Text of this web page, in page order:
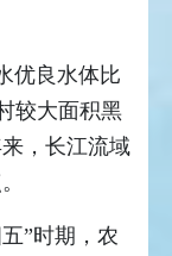
优良水体比
较大面积黑
，长江流域
”时期，农